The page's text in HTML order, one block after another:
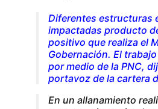
Diferentes estructuras
impactadas producto
positivo que realiza el
Gobernación. El
por medio de la PNC,
portavoz de la cartera
En un allanamiento